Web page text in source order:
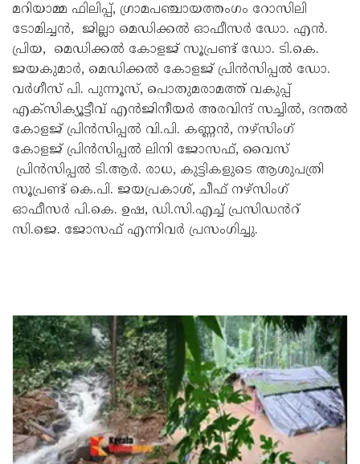
മറിയാമ്മ ഫിലിപ്പ്, ഗ്രാമപഞ്ചായത്തംഗം റോസിലി
ടോമിച്ചൻ, ജില്ലാ മെഡിക്കൽ ഓഫീസർ ഡോ. എൻ.
പ്രിയ, മെഡിക്കൽ കോളജ് സൂപ്രണ്ട് ഡോ. ടി.കെ.
ജയകുമാർ, മെഡിക്കൽ കോളജ് പ്രിൻസിപ്പൽ ഡോ.
വർഗീസ് പി. പുന്നൂസ്, പൊതുമരാമത്ത് വകുപ്പ്
എക്‌സിക്യൂട്ടീവ് എൻജിനീയർ അരവിന്ദ് സച്ചിൽ, ദന്തൽ
കോളജ് പ്രിൻസിപ്പൽ വി.പി. കണ്ണൻ, നഴ്‌സിംഗ്
കോളജ് പ്രിൻസിപ്പൽ ലിനി ജോസഫ്, വൈസ്
പ്രിൻസിപ്പൽ ടി.ആർ. രാധ, കുട്ടികളുടെ ആശുപത്രി
സൂപ്രണ്ട് കെ.പി. ജയപ്രകാശ്, ചീഫ് നഴ്‌സിംഗ്
ഓഫീസർ പി.കെ. ഉഷ, ഡി.സി.എച്ച് പ്രസിഡൻറ്
സി.ജെ. ജോസഫ് എന്നിവർ പ്രസംഗിച്ചു.